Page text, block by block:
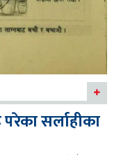
सर्लाहीका